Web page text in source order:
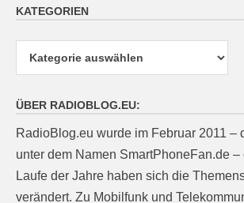
KATEGORIEN
ÜBER RADIOBLOG.EU:
RadioBlog.eu wurde im Februar 2011 –
unter dem Namen SmartPhoneFan.de –
Laufe der Jahre haben sich die
verändert. Zu Mobilfunk und